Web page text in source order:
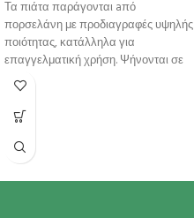
Τα πιάτα παράγονται aπό
πορσελάνη με προδιαγραφές υψηλής
ποιότητας, κατάλληλα για
επαγγελματική χρήση. Ψήνονται σε
υψηλή θερμοκρσία για μεγαλύτερη
αντοχή